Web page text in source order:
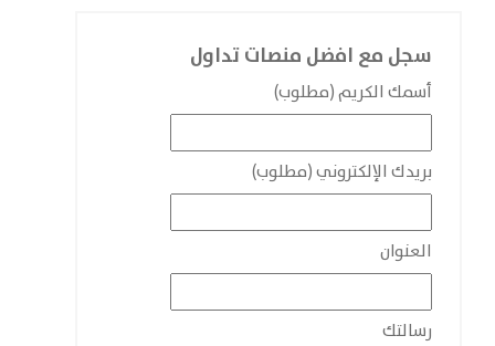
سجل مع افضل منصات تداول
أسمك الكريم (مطلوب)
بريدك الإلكتروني (مطلوب)
العنوان
رسالتك